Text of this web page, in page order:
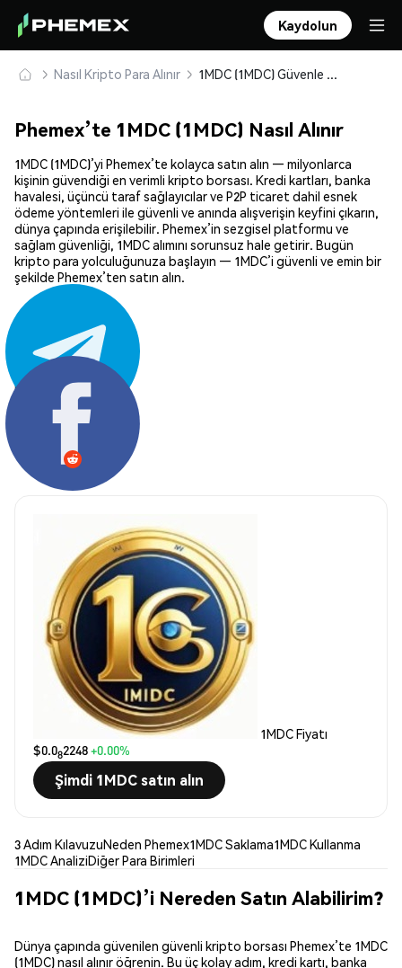
Kaydolun
Nasıl Kripto Para Alınır 1MDC (1MDC) Güvenle Satın Alın ve Saklayın
Phemex’te 1MDC (1MDC) Nasıl Alınır
1MDC (1MDC)’yi Phemex’te kolayca satın alın — milyonlarca
kişinin güvendiği en verimli kripto borsası. Kredi kartları, banka
havalesi, üçüncü taraf sağlayıcılar ve P2P ticaret dahil esnek
ödeme yöntemleri ile güvenli ve anında alışverişin keyfini çıkarın,
dünya çapında erişilebilir. Phemex’in sezgisel platformu ve
sağlam güvenliği, 1MDC alımını sorunsuz hale getirir. Bugün
kripto para yolculuğunuza başlayın — 1MDC’i güvenli ve emin bir
şekilde Phemex’ten satın alın.
Paylaş:
1MDC Fiyatı
$0.082248+0.00%
Şimdi 1MDC satın alın
3 Adım KılavuzuNeden Phemex1MDC Saklama1MDC Kullanma
1MDC AnaliziDiğer Para Birimleri
1MDC (1MDC)’i Nereden Satın Alabilirim?
Dünya çapında güvenilen güvenli kripto borsası Phemex’te 1MDC
(1MDC) nasıl alınır öğrenin. Bu üç kolay adım, kredi kartı, banka